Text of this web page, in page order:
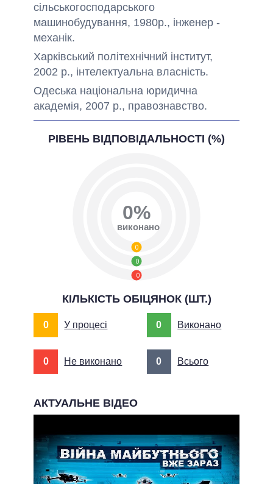
сільськогосподарського
машинобудування, 1980р., інженер -
механік.
Харківський політехнічний інститут,
2002 р., інтелектуальна власність.
Одеська національна юридична
академія, 2007 р., правознавство.
РІВЕНЬ ВІДПОВІДАЛЬНОСТІ (%)
0
0
0
0%
виконано
КІЛЬКІСТЬ ОБІЦЯНОК (ШТ.)
0 У процесі 0 Виконано
0 Не виконано 0 Всього
АКТУАЛЬНЕ ВІДЕО